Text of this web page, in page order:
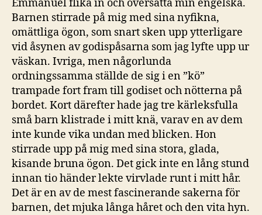
Emmanuel flika in och översätta min engelska.
Barnen stirrade på mig med sina nyfikna,
omättliga ögon, som snart sken upp ytterligare
vid åsynen av godispåsarna som jag lyfte upp ur
väskan. Ivriga, men någorlunda
ordningssamma ställde de sig i en ”kö”
trampade fort fram till godiset och nötterna på
bordet. Kort därefter hade jag tre kärleksfulla
små barn klistrade i mitt knä, varav en av dem
inte kunde vika undan med blicken. Hon
stirrade upp på mig med sina stora, glada,
kisande bruna ögon. Det gick inte en lång stund
innan tio händer lekte virvlade runt i mitt hår.
Det är en av de mest fascinerande sakerna för
barnen, det mjuka långa håret och den vita hyn.